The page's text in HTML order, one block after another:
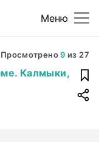
Меню
Просмотрено9 из 27
Калмыки,